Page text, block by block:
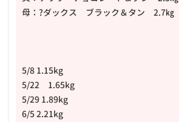
母：?ダックス ブラック＆タン 2.7㎏
5/8 1.15kg
5/22 1.65kg
5/29 1.89kg
6/5 2.21kg